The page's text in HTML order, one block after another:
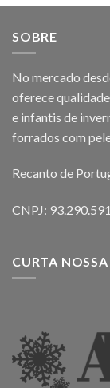
SOBRE
No mercado
oferece
e infantis de
forrados com
Recanto de
CNPJ:
CURTA